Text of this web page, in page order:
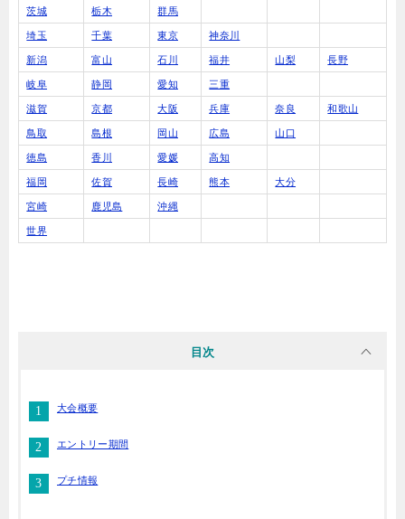
茨城 栃木 群馬
埼玉 千葉 東京 神奈川
新潟 富山 石川 福井 山梨 長野
岐阜 静岡 愛知 三重
滋賀 京都 大阪 兵庫 奈良 和歌山
鳥取 島根 岡山 広島 山口
徳島 香川 愛媛 高知
福岡 佐賀 長崎 熊本 大分
宮崎 鹿児島 沖縄
世界
目次
大会概要
エントリー期間
プチ情報